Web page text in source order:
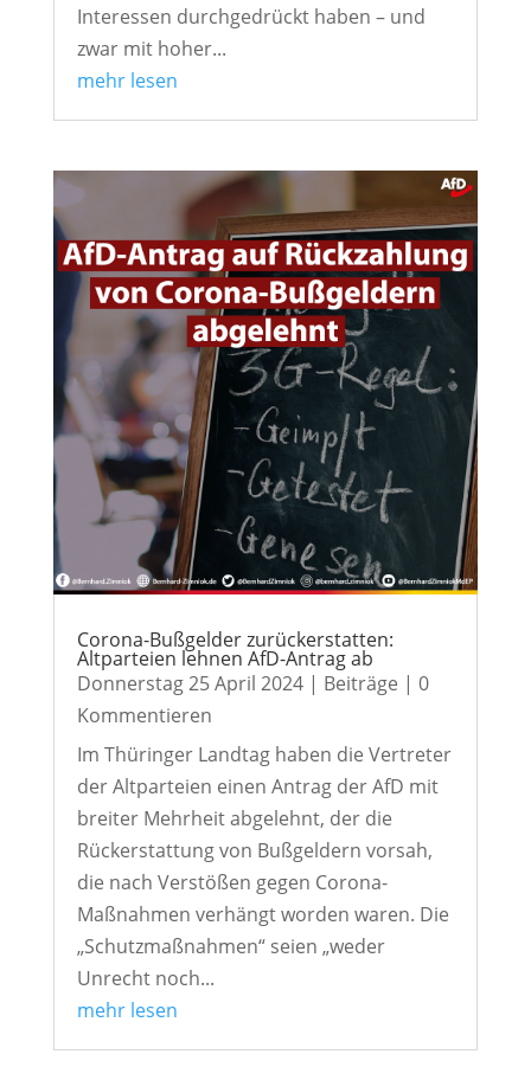
Interessen durchgedrückt haben – und
zwar mit hoher...
mehr lesen
Corona-Bußgelder zurückerstatten:
Altparteien lehnen AfD-Antrag ab
Donnerstag 25 April 2024| Beiträge | 0
Kommentieren
Im Thüringer Landtag haben die Vertreter
der Altparteien einen Antrag der AfD mit
breiter Mehrheit abgelehnt, der die
Rückerstattung von Bußgeldern vorsah,
die nach Verstößen gegen Corona-
Maßnahmen verhängt worden waren. Die
„Schutzmaßnahmen“ seien „weder
Unrecht noch...
mehr lesen